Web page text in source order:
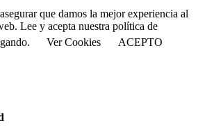
que damos la mejor experiencia al
Lee y acepta nuestra política de
Ver Cookies ACEPTO